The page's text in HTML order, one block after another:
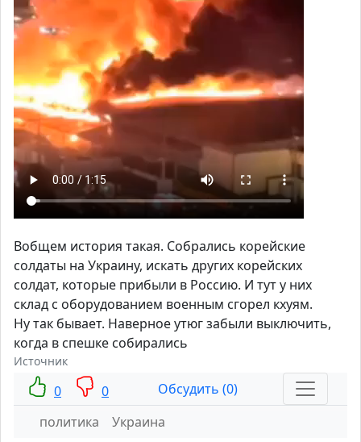
Вобщем история такая. Собрались корейские
солдаты на Украину, искать других корейских
солдат, которые прибыли в Россию. И тут у них
склад с оборудованием военным сгорел кхуям.
Ну так бывает. Наверное утюг забыли выключить,
когда в спешке собирались
Источник
0 0
Обсудить (0)
политика
Украина